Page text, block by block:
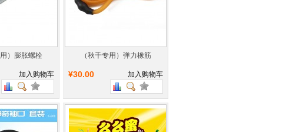
用）膨胀螺栓
加入购物车
（秋千专用）弹力橡筋
¥30.00 加入购物车